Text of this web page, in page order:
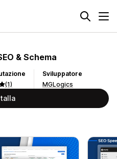
& Schema
(1)
Sviluppatore
MGLogics